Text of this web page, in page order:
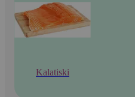
Kalatiski